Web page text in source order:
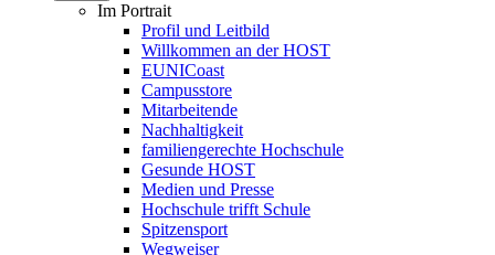
Im Portrait
Profil und Leitbild
Willkommen an der HOST
EUNICoast
Campusstore
Mitarbeitende
Nachhaltigkeit
familiengerechte Hochschule
Gesunde HOST
Medien und Presse
Hochschule trifft Schule
Spitzensport
Wegweiser